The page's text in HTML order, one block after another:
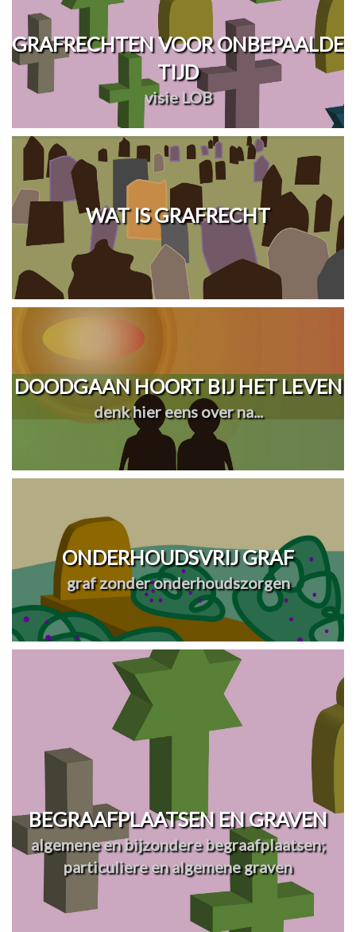
GRAFRECHTEN VOOR ONBEPAALDE
TIJD
visie LOB
WAT IS GRAFRECHT
DOODGAAN HOORT BIJ HET LEVEN
denk hier eens over na...
ONDERHOUDSVRIJ GRAF
graf zonder onderhoudszorgen
BEGRAAFPLAATSEN EN GRAVEN
algemene en bijzondere begraafplaatsen;
particuliere en algemene graven